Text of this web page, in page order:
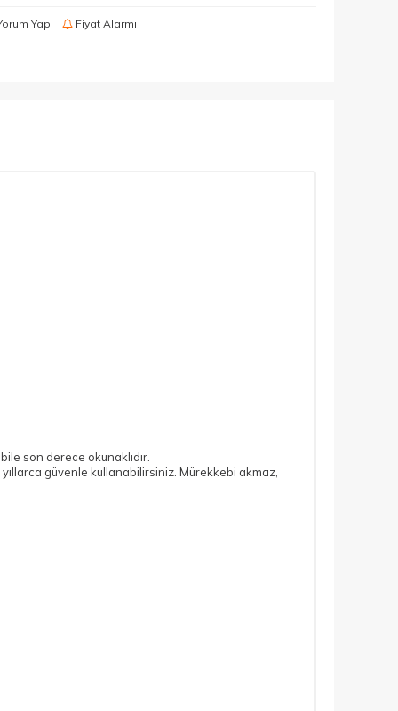
Yap Fiyat Alarmı
son derece okunaklıdır.
güvenle kullanabilirsiniz. Mürekkebi akmaz,